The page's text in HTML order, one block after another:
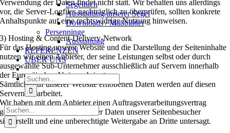
Segeltuch
Ausstattung unserer Segel
Downloads / Maßblätter
Persenninge
Ausstattung
REFERENZEN
ÜBER UNS
Suche
nach:
Suche
nach:
Verwendung der Daten findet nicht statt. Wir behalten uns allerdings
vor, die Server-Logfiles nachträglich zu überprüfen, sollten konkrete
Anhaltspunkte auf eine rechtswidrige Nutzung hinweisen.
3) Hosting & Content-Delivery-Network
Für das Hosting unserer Website und die Darstellung der Seiteninhalte
nutzen wir einen Anbieter, der seine Leistungen selbst oder durch
ausgewählte Sub-Unternehmer ausschließlich auf Servern innerhalb
der Europäischen Union erbringt.
Sämtliche auf unserer Website erhobenen Daten werden auf diesen
Servern verarbeitet.
Wir haben mit dem Anbieter einen Auftragsverarbeitungsvertrag
geschlossen, der den Schutz der Daten unserer Seitenbesucher
sicherstellt und eine unberechtigte Weitergabe an Dritte untersagt.